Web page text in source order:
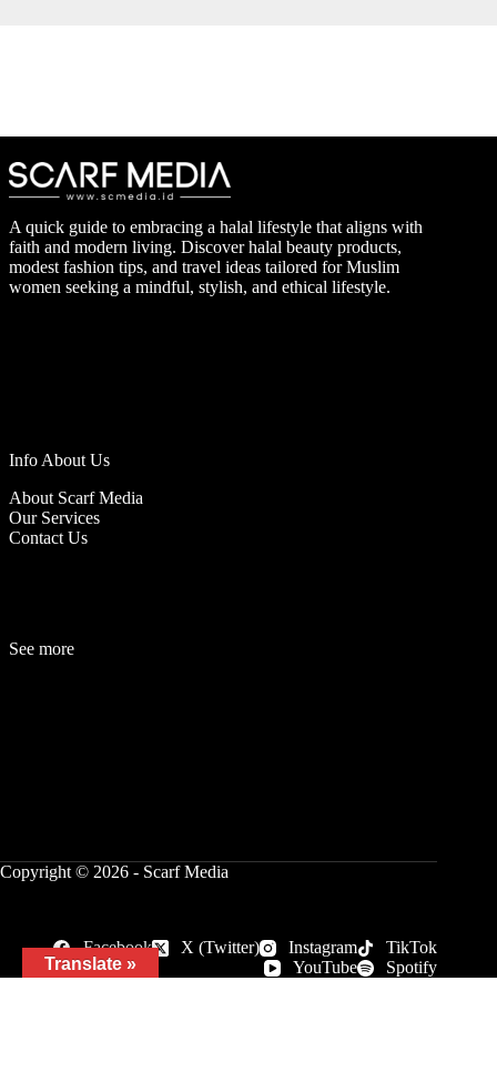
A quick guide to embracing a halal lifestyle that aligns with
faith and modern living. Discover halal beauty products,
modest fashion tips, and travel ideas tailored for Muslim
women seeking a mindful, stylish, and ethical lifestyle.
Info About Us
About Scarf Media
Our Services
Contact Us
See more
Copyright © 2026 - Scarf Media
Facebook X (Twitter) Instagram
TikTok
YouTube
Spotify
Translate »